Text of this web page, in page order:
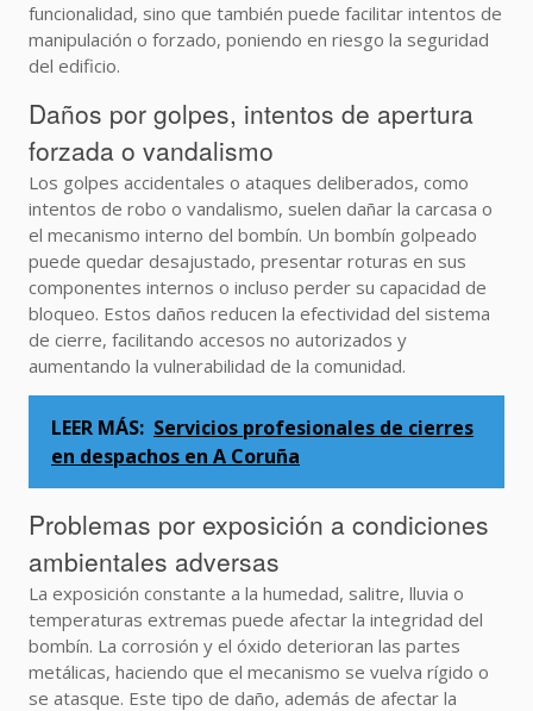
funcionalidad, sino que también puede facilitar intentos de
manipulación o forzado, poniendo en riesgo la seguridad
del edificio.
Daños por golpes, intentos de apertura
forzada o vandalismo
Los golpes accidentales o ataques deliberados, como
intentos de robo o vandalismo, suelen dañar la carcasa o
el mecanismo interno del bombín. Un bombín golpeado
puede quedar desajustado, presentar roturas en sus
componentes internos o incluso perder su capacidad de
bloqueo. Estos daños reducen la efectividad del sistema
de cierre, facilitando accesos no autorizados y
aumentando la vulnerabilidad de la comunidad.
LEER MÁS: Servicios profesionales de cierres
en despachos en A Coruña
Problemas por exposición a condiciones
ambientales adversas
La exposición constante a la humedad, salitre, lluvia o
temperaturas extremas puede afectar la integridad del
bombín. La corrosión y el óxido deterioran las partes
metálicas, haciendo que el mecanismo se vuelva rígido o
se atasque. Este tipo de daño, además de afectar la